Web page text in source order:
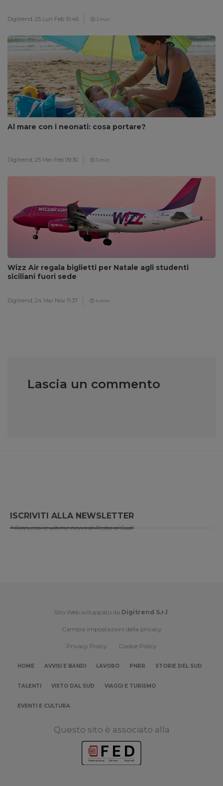
Digitrend, 25 Lun Feb 10:46 3 min
Al mare con i neonati: cosa portare?
Digitrend, 25 Mer Feb 09:30 3 min
Wizz Air regala biglietti per Natale agli studenti
siciliani fuori sede
Digitrend, 24 Mar Nov 11:37 4 min
Lascia un commento
ISCRIVITI ALLA NEWSLETTER
* Riceverai le ultime news di Resto al Sud!
Sito Web sviluppato da Digitrend S.r.l .
Cambia impostazioni della privacy
Privacy Policy Cookie Policy
HOME AVVISI E BANDI LAVORO PNRR STORIE DEL SUD
TALENTI VISTO DAL SUD VIAGGI E TURISMO
EVENTI E CULTURA
Questo sito è associato alla